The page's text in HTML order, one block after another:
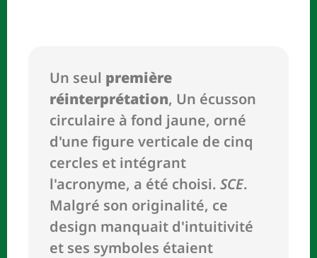
Un seul première
réinterprétation, Un écusson
circulaire à fond jaune, orné
d'une figure verticale de cinq
cercles et intégrant
l'acronyme, a été choisi. SCE.
Malgré son originalité, ce
design manquait d'intuitivité
et ses symboles étaient